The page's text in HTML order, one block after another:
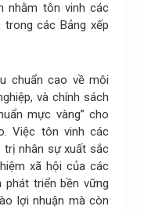
nhằm tôn vinh các
trong các Bảng xếp
chuẩn cao về môi
và chính sách
mực vàng” cho
Việc tôn vinh các
trị nhân sự xuất sắc
xã hội của các
phát triển bền vững
lợi nhuận mà còn